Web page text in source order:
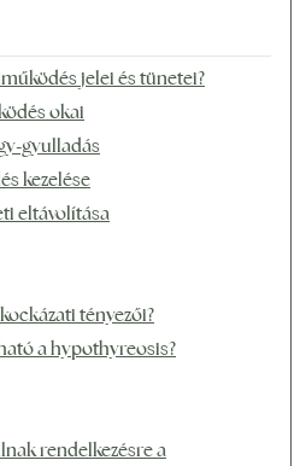
jelei és tünetei?
okai
gyulladás
kezelése
eltávolítása
tényezői?
a hypothyreosis?
rendelkezésre a